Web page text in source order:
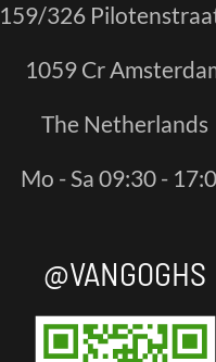
159/326
1059 Cr
The Netherlands
Mo - Sa 09:30 -
@VANGOGHS